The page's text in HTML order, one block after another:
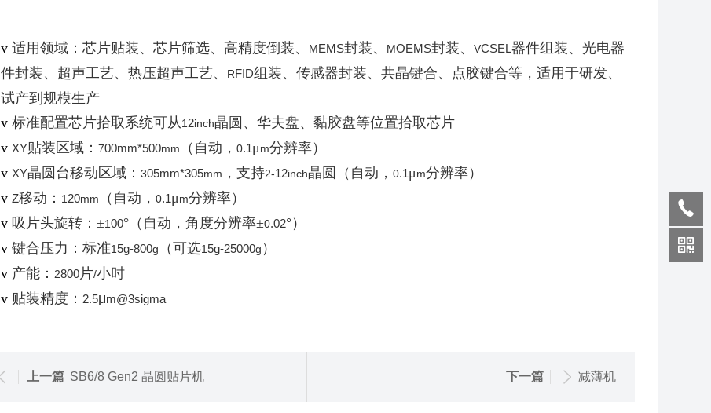
v 适用领域：芯片贴装、芯片筛选、高精度倒装、 MEMS封装、 MOEMS封装、 VCSEL器件组装、光电器
件封装、超声工艺、热压超声工艺、
RFID组装、传感器封装、共晶键合、点胶键合等，适用于研发、
试产到规模生产
v 标准配置芯片拾取系统可从1 2inch晶圆、华夫盘、黏胶盘等位置拾取芯片
v XY贴装区域： 700mm*500mm （自动， 0.1μm分辨率）
v XY晶圆台移动区域： 305mm*305mm ，支持2-12inch晶圆（自动， 0.1μm分辨率）
v Z移动： 1 20mm （自动， 0.1μm分辨率）
v 吸片头旋转： ±100°（自动，角度分辨率±0.02°）
v 键合压力：标准15g-800g （可选15g-25000g ）
v 产能： 2800片/小时
v 贴装精度： 2.5μm@3sigma
上一篇 SB6/8 Gen2 晶圆贴片机 下一篇 减薄机